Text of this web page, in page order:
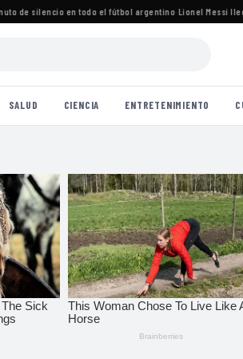
de silencio en todo el fútbol argentino·Lionel Messi llegó
SALUD CIENCIA ENTRETENIMIENTO